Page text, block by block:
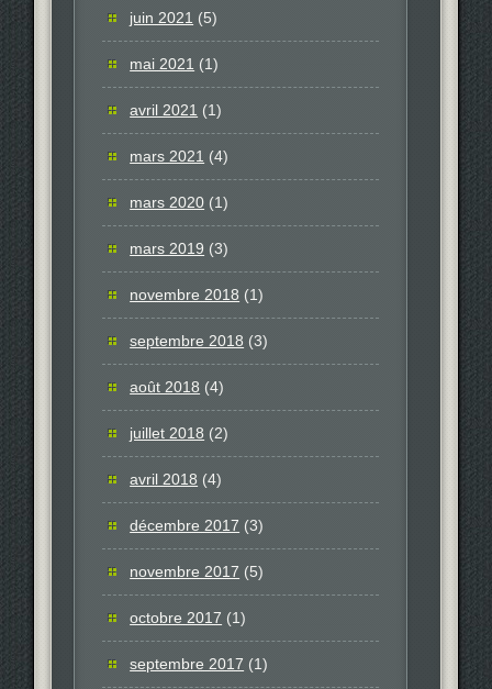
juin 2021 (5)
mai 2021 (1)
avril 2021 (1)
mars 2021 (4)
mars 2020 (1)
mars 2019 (3)
novembre 2018 (1)
septembre 2018 (3)
août 2018 (4)
juillet 2018 (2)
avril 2018 (4)
décembre 2017 (3)
novembre 2017 (5)
octobre 2017 (1)
septembre 2017 (1)